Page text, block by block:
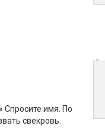
Спросите имя. По
свекровь.